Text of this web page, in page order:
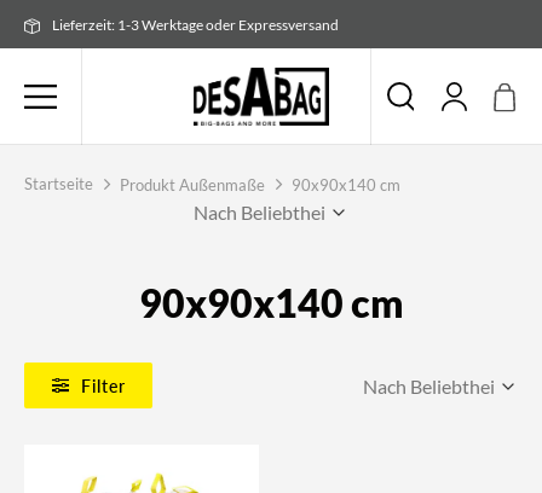
Inhalt
Lieferzeit: 1-3 Werktage oder Expressversand
Startseite Produkt Außenmaße 90x90x140 cm
90x90x140 cm
Filter